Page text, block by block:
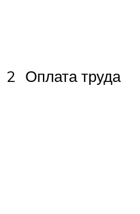
2 Оплата труда